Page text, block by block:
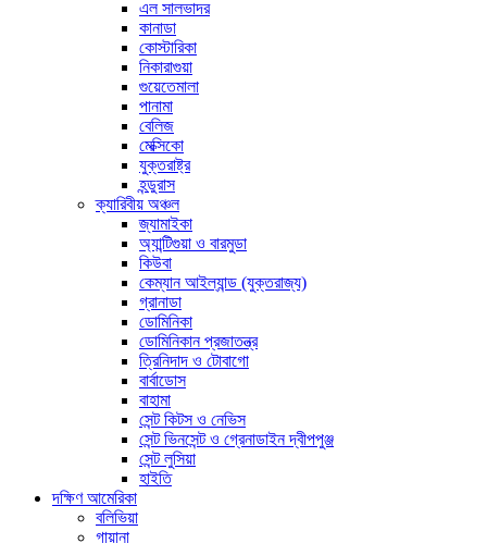
এল সালভাদর
কানাডা
কোস্টারিকা
নিকারাগুয়া
গুয়েতেমালা
পানামা
বেলিজ
মেক্সিকো
যুক্তরাষ্ট্র
হন্ডুরাস
ক্যারিবীয় অঞ্চল
জ্যামাইকা
অ্যান্টিগুয়া ও বারমুডা
কিউবা
কেম্যান আইল্যান্ড (যুক্তরাজ্য)
গ্রানাডা
ডোমিনিকা
ডোমিনিকান প্রজাতন্ত্র
ত্রিনিদাদ ও টোবাগো
বার্বাডোস
বাহামা
সেন্ট কিটস ও নেভিস
সেন্ট ভিনসেন্ট ও গ্রেনাডাইন দ্বীপপুঞ্জ
সেন্ট লুসিয়া
হাইতি
দক্ষিণ আমেরিকা
বলিভিয়া
গায়ানা